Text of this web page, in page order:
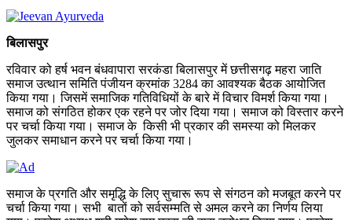
बिलासपुर
रविवार को हर्ष भवन बंधवापारा सरकंडा बिलासपुर में छत्तीसगढ़ महरा जाति
समाज उत्थान समिति पंजीयन क्रमांक 3284 का आवश्यक बैठक आयोजित
किया गया। जिसमें समाजिक गतिविधियों के बारे में विचार विमर्श किया गया।
समाज को संगठित होकर एक रहने पर जोर दिया गया। समाज को विस्तार करने
पर चर्चा किया गया। समाज के किसी भी प्रकार की समस्या को मिलकर
जुलकर समाधान करने पर चर्चा किया गया।
समाज के प्रगति और समृद्धि के लिए सुचारू रूप से संगठन को मजबूत करने पर
चर्चा किया गया। सभी बातों को सर्वसम्मति से अमल करने का निर्णय लिया